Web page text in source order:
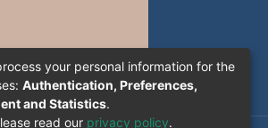
your personal information for the
Authentication, Preferences,
and Statistics.
read our privacy policy.